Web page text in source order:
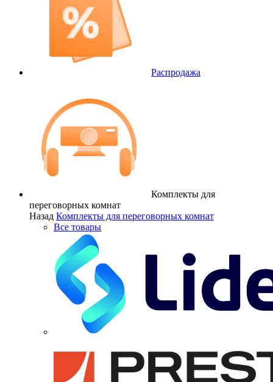
Распродажа
Комплекты для
переговорных комнат
Назад Комплекты для переговорных комнат
Все товары